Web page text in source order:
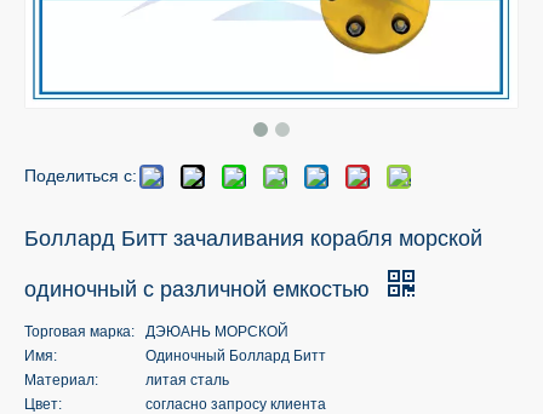
Поделиться с:
Боллард Битт зачаливания корабля морской
одиночный с различной емкостью
Торговая марка:
ДЭЮАНЬ МОРСКОЙ
Имя:
Одиночный Боллард Битт
Материал:
литая сталь
Цвет:
согласно запросу клиента